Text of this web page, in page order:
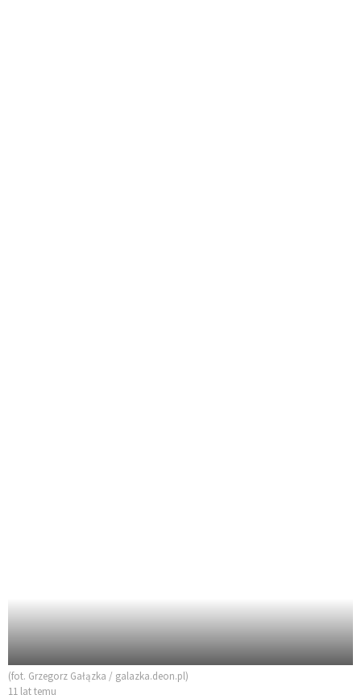
(fot. Grzegorz Gałązka / galazka.deon.pl)
11 lat temu